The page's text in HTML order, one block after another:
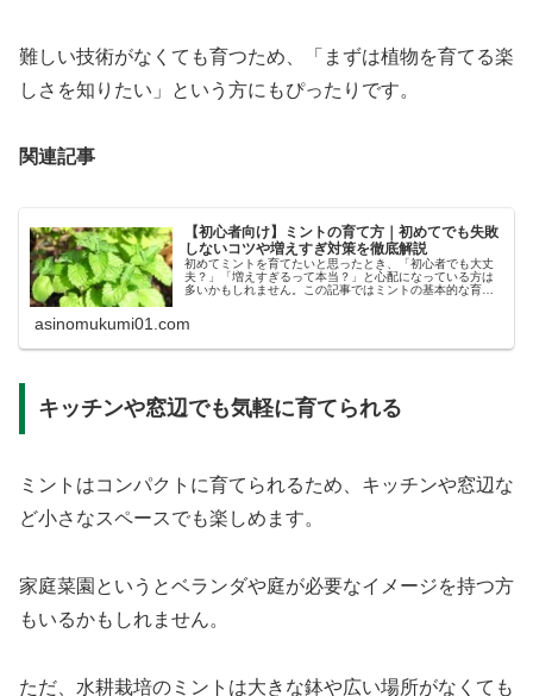
難しい技術がなくても育つため、「まずは植物を育てる楽
しさを知りたい」という方にもぴったりです。
関連記事
【初心者向け】ミントの育て方｜初めてでも失敗
しないコツや増えすぎ対策を徹底解説
初めてミントを育てたいと思ったとき、「初心者でも大丈
夫？」「増えすぎるって本当？」と心配になっている方は
多いかもしれません。この記事ではミントの基本的な育て
asinomukumi01.com
キッチンや窓辺でも気軽に育てられる
ミントはコンパクトに育てられるため、キッチンや窓辺な
ど小さなスペースでも楽しめます。
家庭菜園というとベランダや庭が必要なイメージを持つ方
もいるかもしれません。
ただ、水耕栽培のミントは大きな鉢や広い場所がなくても